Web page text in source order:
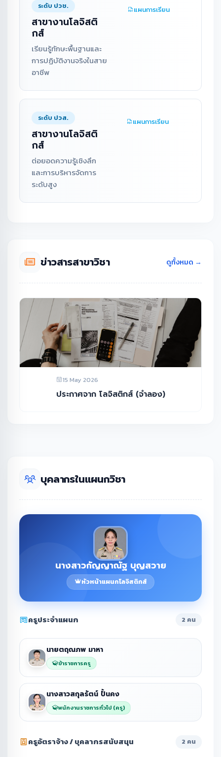
ระดับ ปวช.
สาขางานโลจิสติ
กส์
เรียนรู้ทักษะพื้นฐานและ
การปฏิบัติงานจริงในสาย
อาชีพ
แผนการเรียน
ระดับ ปวส.
สาขางานโลจิสติ
กส์
ต่อยอดความรู้เชิงลึก
และการบริหารจัดการ
ระดับสูง
แผนการเรียน
ข่าวสารสาขาวิชา ดูทั้งหมด →
15 May 2026
ประกาศจาก โลจิสติกส์ (จำลอง)
บุคลากรในแผนกวิชา
นางสาวกัญญาณัฐ บุญสวาย
หัวหน้าแผนกโลจิสติกส์
ครูประจำแผนก 2 คน
นายตฤณภพ มาหา
ข้าราชการครู
นางสาวสกุลรัตน์ ปั้นคง
พนักงานราชการทั่วไป (ครู)
ครูอัตราจ้าง / บุคลากรสนับสนุน 2 คน